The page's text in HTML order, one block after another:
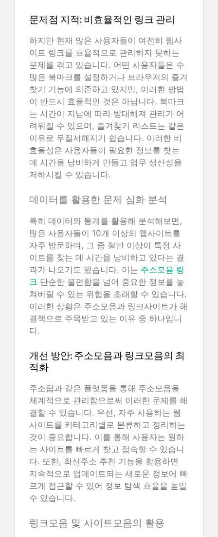
문제점 지적: 비효율적인 링크 관리
하지만 현재 많은 사용자들이 여전히 웹사
이트 링크를 효율적으로 관리하지 못하는
문제를 겪고 있습니다. 어떤 사용자들은 수
많은 북마크를 설정하거나 브라우저의 즐겨
찾기 기능에 의존하고 있지만, 이러한 방법
이 반드시 효율적인 것은 아닙니다. 북마크
는 시간이 지남에 따라 방대해져 관리가 어
려워질 수 있으며, 즐겨찾기 리스트는 같은
이유로 무질서해지기 쉽습니다. 이러한 비
효율성은 사용자들이 필요한 정보를 찾는
데 시간을 낭비하게 만들고 업무 생산성을
저하시킬 수 있습니다.
데이터를 활용한 문제 심화 분석
특히 데이터와 통계를 활용해 분석해보면,
많은 사용자들이 10개 이상의 웹사이트를
자주 방문하며, 그 중 절반 이상이 특정 사
이트를 찾는 데 시간을 낭비하고 있다는 결
과가 나오기도 했습니다. 이는 주소모음 링
크 단순한 불편함을 넘어 중요한 정보를 놓
쳐버릴 수 있는 위험을 초래할 수 있습니다.
이러한 상황은 주소모음과 링크사이트가 해
결책으로 주목받고 있는 이유 중 하나입니
다.
개선 방안: 주소모음과 링크모음의 최
적화
주소탑과 같은 플랫폼을 통해 주소모음을
체계적으로 관리함으로써 이러한 문제를 해
결할 수 있습니다. 우선, 자주 사용하는 웹
사이트를 카테고리별로 분류하고 정리하는
것이 중요합니다. 이를 통해 사용자는 원하
는 사이트를 빠르게 찾고 접속할 수 있습니
다. 또한, 최신주소 추천 기능을 활용하면
지속적으로 업데이트되는 새로운 정보에 빠
르게 접근할 수 있어 정보 탐색 효율을 높일
수 있습니다.
링크모음 및 사이트모음의 활용